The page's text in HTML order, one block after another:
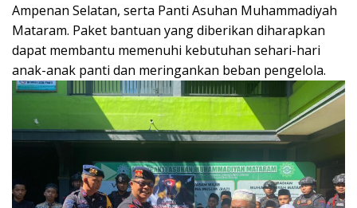
Ampenan Selatan, serta Panti Asuhan Muhammadiyah
Mataram. Paket bantuan yang diberikan diharapkan
dapat membantu memenuhi kebutuhan sehari-hari
anak-anak panti dan meringankan beban pengelola.